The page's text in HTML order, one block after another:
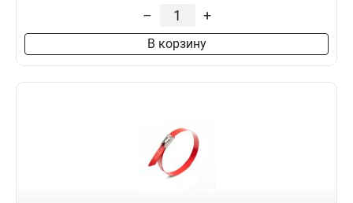
– +
В корзину